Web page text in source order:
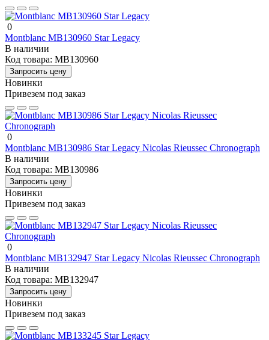
0
Montblanc MB130960 Star Legacy
В наличии
Код товара: MB130960
Запросить цену
Новинки
Привезем под заказ
0
Montblanc MB130986 Star Legacy Nicolas Rieussec Chronograph
В наличии
Код товара: MB130986
Запросить цену
Новинки
Привезем под заказ
0
Montblanc MB132947 Star Legacy Nicolas Rieussec Chronograph
В наличии
Код товара: MB132947
Запросить цену
Новинки
Привезем под заказ